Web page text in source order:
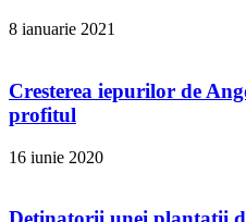
8 ianuarie 2021
Cresterea iepurilor de
profitul
16 iunie 2020